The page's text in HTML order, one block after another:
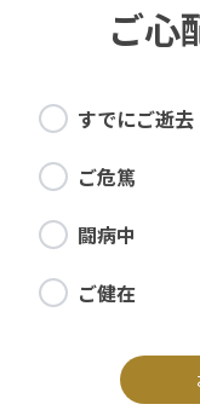
ご心
すでにご逝去
ご危篤
闘病中
ご健在